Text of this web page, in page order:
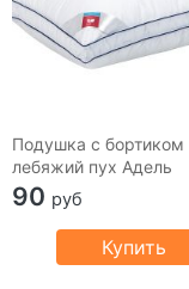
Подушка с бортиком
лебяжий пух Адель
90 руб
Купить